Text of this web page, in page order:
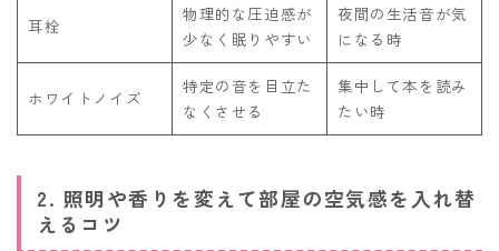
耳栓
物理的な圧迫感が
少なく眠りやすい
夜間の生活音が気
になる時
ホワイトノイズ
特定の音を目立た
なくさせる
集中して本を読み
たい時
2. 照明や香りを変えて部屋の空気感を入れ替
えるコツ